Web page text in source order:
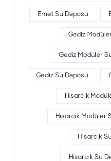
Emet Su Deposu
Gediz
Gediz Modüler
Gediz Su Deposu
Hisarcık
Hisarcık Modüler
Hisarcık
Hisarcık Su